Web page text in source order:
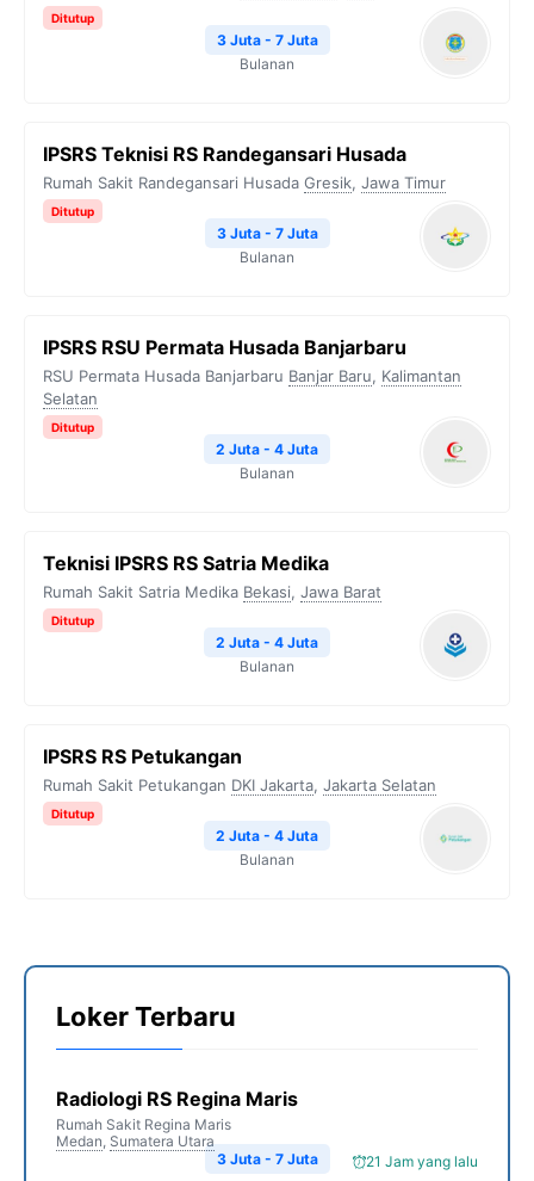
Ditutup
3 Juta - 7 Juta
Bulanan
IPSRS Teknisi RS Randegansari Husada
Rumah Sakit Randegansari Husada Gresik, Jawa Timur
Ditutup
3 Juta - 7 Juta
Bulanan
IPSRS RSU Permata Husada Banjarbaru
RSU Permata Husada Banjarbaru Banjar Baru, Kalimantan
Selatan
Ditutup
2 Juta - 4 Juta
Bulanan
Teknisi IPSRS RS Satria Medika
Rumah Sakit Satria Medika Bekasi, Jawa Barat
Ditutup
2 Juta - 4 Juta
Bulanan
IPSRS RS Petukangan
Rumah Sakit Petukangan DKI Jakarta, Jakarta Selatan
Ditutup
2 Juta - 4 Juta
Bulanan
Loker Terbaru
Radiologi RS Regina Maris
Rumah Sakit Regina Maris
Medan, Sumatera Utara
21 Jam yang lalu
3 Juta - 7 Juta